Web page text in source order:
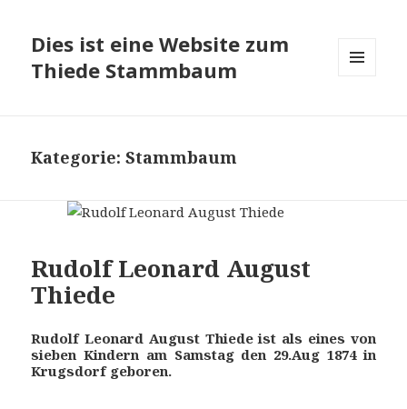
Dies ist eine Website zum
Thiede Stammbaum
Kategorie:Stammbaum
Rudolf Leonard August
Thiede
Rudolf Leonard August Thiede ist als eines von
sieben Kindern am Samstag den 29.Aug 1874 in
Krugsdorf geboren.